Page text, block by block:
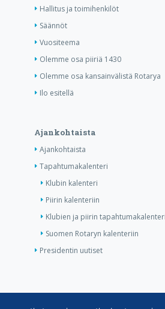
Hallitus ja toimihenkilöt
Säännöt
Vuositeema
Olemme osa piiriä 1430
Olemme osa kansainvälistä Rotarya
Ilo esitellä
Ajankohtaista
Ajankohtaista
Tapahtumakalenteri
Klubin kalenteri
Piirin kalenteriin
Klubien ja piirin tapahtumakalenteri
Suomen Rotaryn kalenteriin
Presidentin uutiset